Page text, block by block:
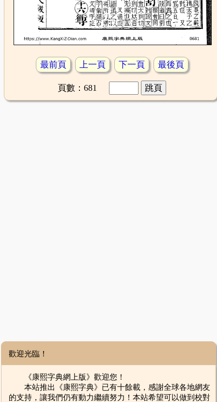
最前頁 上一頁 下一頁 最後頁
頁數：681
歡迎光臨！
《康熙字典網上版》歡迎您！
本站推出《康熙字典》已有十餘載，感謝全球各地網友
的支持，讓我們仍有動力繼續努力！本站希望可以做到校對